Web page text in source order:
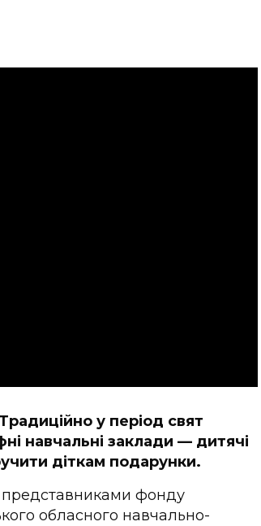
у період свят
навчальні заклади — дитячі
діткам подарунки.
представниками фонду
обласного навчально-